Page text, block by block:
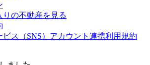
りの不動産を見る
ビス（SNS）アカウント連携利用規約